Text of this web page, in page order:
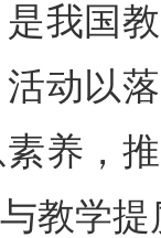
我国
动以
养，
教学